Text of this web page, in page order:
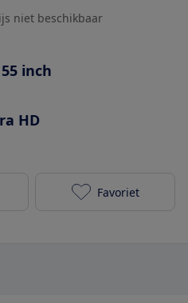
niet beschikbaar
55 inch
HD
Philips
Favoriet